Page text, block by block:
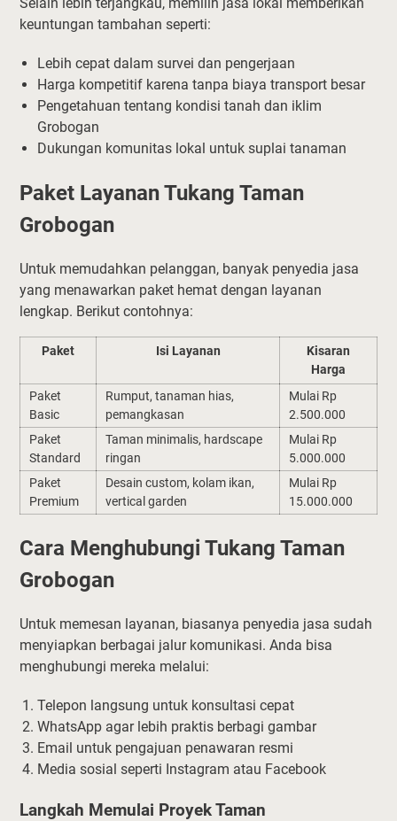
keuntungan tambahan seperti:
Lebih cepat dalam survei dan pengerjaan
Harga kompetitif karena tanpa biaya transport besar
Pengetahuan tentang kondisi tanah dan iklim
Grobogan
Dukungan komunitas lokal untuk suplai tanaman
Paket Layanan Tukang Taman
Grobogan
Untuk memudahkan pelanggan, banyak penyedia jasa
yang menawarkan paket hemat dengan layanan
lengkap. Berikut contohnya:
Paket Isi Layanan
Kisaran
Harga
Paket
Basic
Rumput, tanaman hias,
pemangkasan
Mulai Rp
2.500.000
Paket
Standard
Taman minimalis, hardscape
ringan
Mulai Rp
5.000.000
Paket
Premium
Desain custom, kolam ikan,
vertical garden
Mulai Rp
15.000.000
Cara Menghubungi Tukang Taman
Grobogan
Untuk memesan layanan, biasanya penyedia jasa sudah
menyiapkan berbagai jalur komunikasi. Anda bisa
menghubungi mereka melalui:
Telepon langsung untuk konsultasi cepat
WhatsApp agar lebih praktis berbagi gambar
Email untuk pengajuan penawaran resmi
Media sosial seperti Instagram atau Facebook
Langkah Memulai Proyek Taman